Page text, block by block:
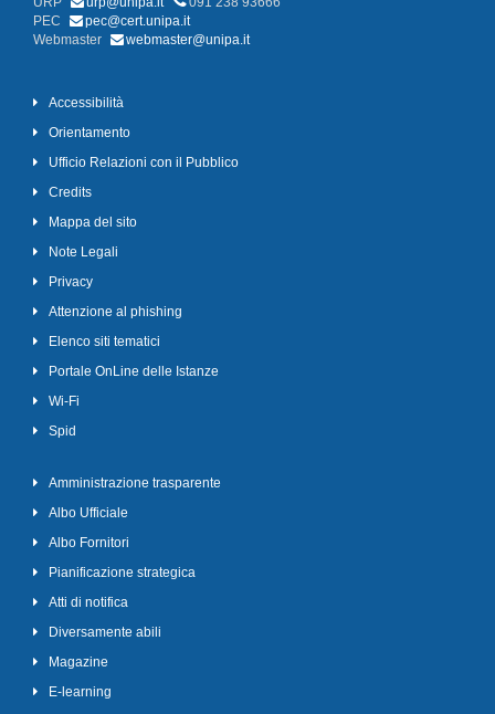
PEC
pec@cert.unipa.it
Webmaster
webmaster@unipa.it
Accessibilità
Orientamento
Ufficio Relazioni con il Pubblico
Credits
Mappa del sito
Note Legali
Privacy
Attenzione al phishing
Elenco siti tematici
Portale OnLine delle Istanze
Wi-Fi
Spid
Amministrazione trasparente
Albo Ufficiale
Albo Fornitori
Pianificazione strategica
Atti di notifica
Diversamente abili
Magazine
E-learning